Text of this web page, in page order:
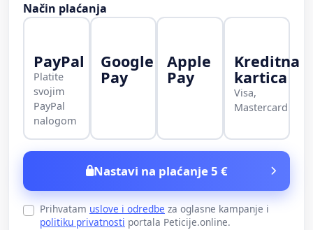
Način plaćanja
PayPal
Platite
svojim
PayPal
nalogom
Google
Pay
Apple
Pay
Kreditna
kartica
Visa,
Mastercard
Nastavi na plaćanje 5 €
Prihvatam uslove i odredbe za oglasne kampanje i
politiku privatnosti portala Peticije.online.